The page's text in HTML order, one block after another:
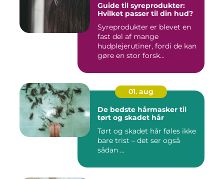
Guide til syreprodukter:
Hvilket passer til din hud?
Syreprodukter er blevet en
fast del af mange
hudplejerutiner, fordi de kan
gøre en stor forsk...
01. aug
De bedste hårmasker til
tørt og skadet hår
Tørt og skadet hår føles ikke
bare trist – det ser også
sådan ...